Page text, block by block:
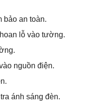
bảo an toàn.
lỗ vào tường.
nguồn điện.
ánh sáng đèn.